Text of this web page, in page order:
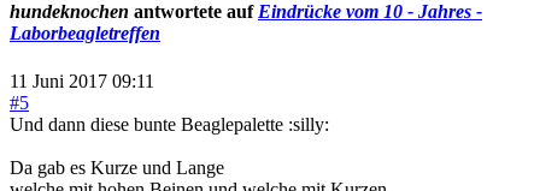
hundeknochen antwortete auf Eindrücke vom 10 - Jahres -
Laborbeagletreffen
11 Juni 2017 09:11
#5
Und dann diese bunte Beaglepalette :silly:
Da gab es Kurze und Lange